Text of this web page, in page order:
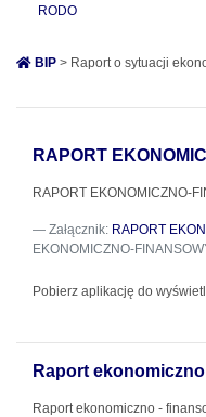
RODO
BIP > Raport o sytuacji
RAPORT
RAPORT EKONOMICZNO-
Załącznik: RAPORT
EKONOMICZNO-
Pobierz aplikację do
Raport
Raport ekonomiczno -